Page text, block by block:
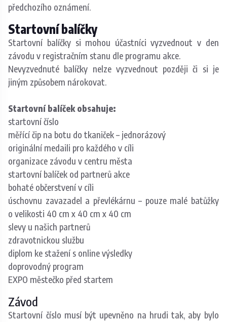
předchozího oznámení.
Startovní balíčky
Startovní balíčky si mohou účastníci vyzvednout v den
závodu v registračním stanu dle programu akce.
Nevyzvednuté balíčky nelze vyzvednout později či si je
jiným způsobem nárokovat.
Startovní balíček obsahuje:
startovní číslo
měřící čip na botu do tkaniček – jednorázový
originální medaili pro každého v cíli
organizace závodu v centru města
startovní balíček od partnerů akce
bohaté občerstvení v cíli
úschovnu zavazadel a převlékárnu – pouze malé batůžky
o velikosti 40 cm x 40 cm x 40 cm
slevy u našich partnerů
zdravotnickou službu
diplom ke stažení s online výsledky
doprovodný program
EXPO městečko před startem
Závod
Startovní číslo musí být upevněno na hrudi tak, aby bylo